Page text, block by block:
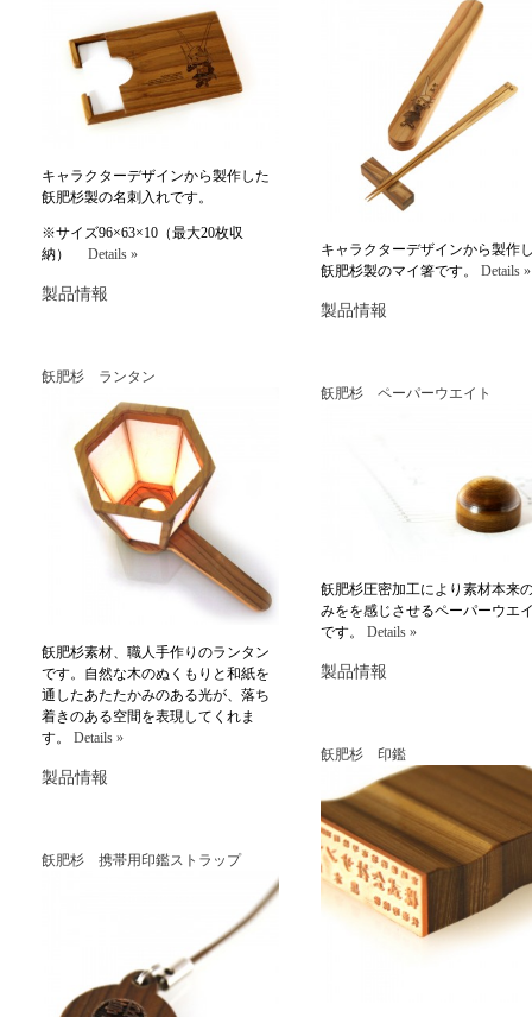
キャラクターデザインから製作
飫肥杉製のマイ箸です。 Details »
製品情報
キャラクターデザインから製作した
飫肥杉製の名刺入れです。
※サイズ96×63×10（最大20枚収
納） Details »
製品情報
飫肥杉 ランタン
飫肥杉素材、職人手作りのランタン
です。自然な木のぬくもりと和紙を
通したあたたかみのある光が、落ち
着きのある空間を表現してくれま
す。 Details »
製品情報
飫肥杉 ペーパーウエイト
飫肥杉圧密加工により素材本来
みをを感じさせるペーパーウエ
です。 Details »
製品情報
飫肥杉 印鑑
飫肥杉 携帯用印鑑ストラップ